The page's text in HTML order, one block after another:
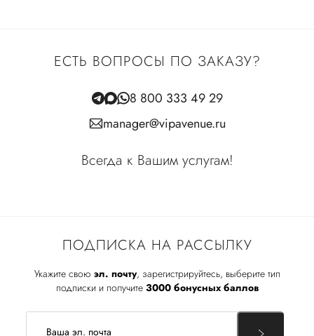
ПОДПИСКА НА РАССЫЛКУ
Укажите свою эл. почту, зарегистрируйтесь, выберите тип
подписки и получите 3000 бонусных баллов
ЕСТЬ ВОПРОСЫ ПО ЗАКАЗУ?
8 800 333 49 29
manager@vipavenue.ru
Всегда к Вашим услугам!